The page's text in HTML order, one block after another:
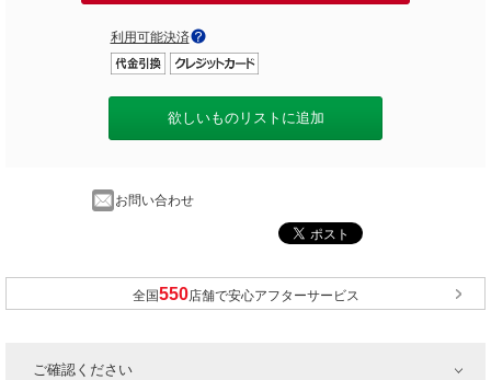
利用可能決済
欲しいものリストに追加
お問い合わせ
全国 店舗で安心アフターサービス
ご確認ください